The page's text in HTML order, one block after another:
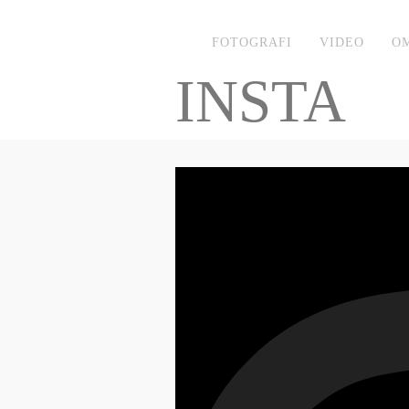
FOTOGRAFI VIDEO
INSTA